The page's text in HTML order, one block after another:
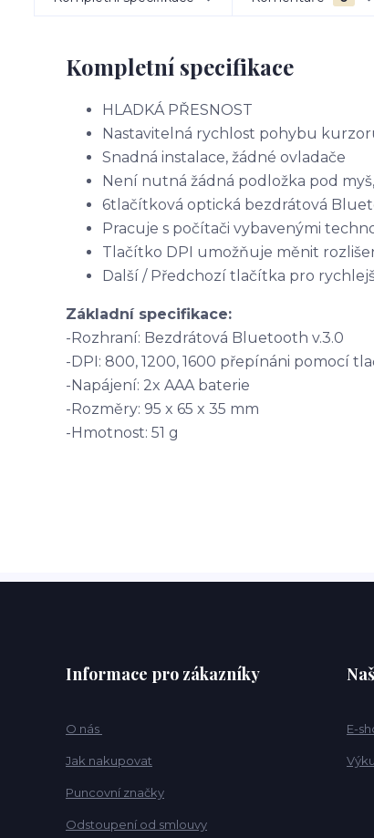
Kompletní specifikace
HLADKÁ PŘESNOST
Nastavitelná rychlost pohybu
Snadná instalace, žádné ovladače
Není nutná žádná podložka pod
6tlačítková optická bezdrátová
Pracuje s počítači vybavenými
Tlačítko DPI umožňuje měnit
Další / Předchozí tlačítka pro
Základní specifikace:
-Rozhraní: Bezdrátová Bluetooth v.3.0
-DPI: 800, 1200, 1600 přepínáni pomocí
-Napájení: 2x AAA baterie
-Rozměry: 95 x 65 x 35 mm
-Hmotnost: 51 g
Informace pro zákazníky
O nás
Jak nakupovat
Puncovní značky
Odstoupení od smlouvy
E-